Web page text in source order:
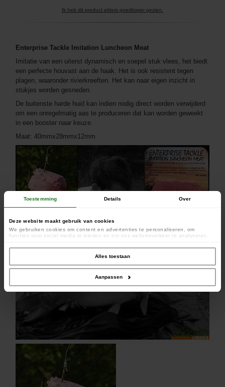
Toestemming Details Over
Deze website maakt gebruik van cookies
We gebruiken cookies om content en advertenties te personaliseren, om
functies voor social media te bieden en om ons websiteverkeer te analyseren.
social media, adverteren en analyse. Deze partners kunnen deze gegevens
combineren met andere informatie die u aan ze heeft verstrekt of die ze hebben
verzameld op basis van uw gebruik van hun services.
Alles toestaan
Aanpassen
Ik heb dit product elders goedkoper gezien.
Enterprise Tackle Imitation Luncheon Meat
Imitatie van een uiterst dynamisch en soepel stuk vlees, het biedt
een perfecte houvast aan de haak. Het is ook resistent tegen
plagen, waaronder rivierkreeften. Het kan naar eigen inzicht in
stukjes worden gesneden.
De buitenste harde huid kan indien nodig direct worden verwijderd
om een ​​onregelmatig aas te produceren dat kan worden geweekt
in een booster naar keuze.
Maat: 40mmx28mmx12mm